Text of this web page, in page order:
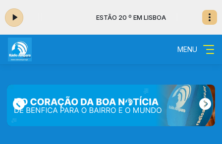
ESTÃO 20 º EM LISBOA
MENU